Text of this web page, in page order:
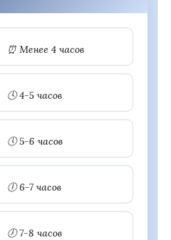
⏰ Менее 4 часов
🕓 4-5 часов
🕔 5-6 часов
🕕 6-7 часов
🕖 7-8 часов